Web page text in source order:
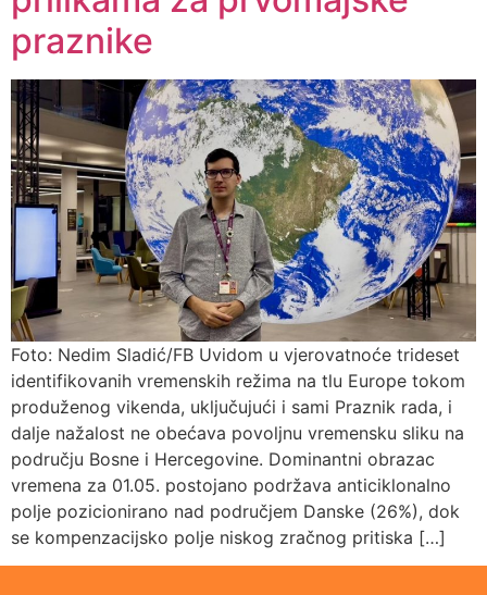
praznike
Foto: Nedim Sladić/FB Uvidom u vjerovatnoće trideset
identifikovanih vremenskih režima na tlu Europe tokom
produženog vikenda, uključujući i sami Praznik rada, i
dalje nažalost ne obećava povoljnu vremensku sliku na
području Bosne i Hercegovine. Dominantni obrazac
vremena za 01.05. postojano podržava anticiklonalno
polje pozicionirano nad područjem Danske (26%), dok
se kompenzacijsko polje niskog zračnog pritiska […]